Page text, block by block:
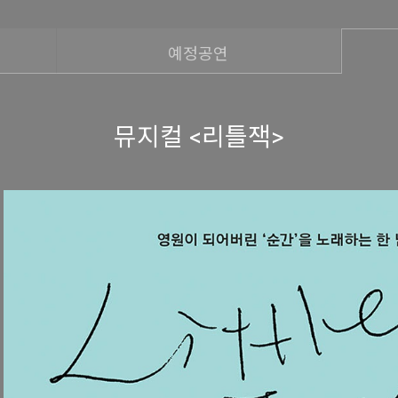
예정공연
뮤지컬 <리틀잭>